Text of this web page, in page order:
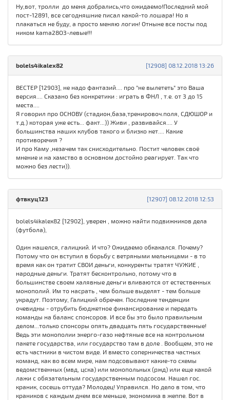
Ну,вот, тролли до меня добрались,что ожидаемо!Последний мой
пост-12891, все сегодняшние писал какой-то лошара! Но я
плакаться не буду, а просто меняю логин! Отныне все посты под
ником kаmа28ОЗ-левые!!!
[12908] 08.12.2018 13:26
bolels4ikalex82
ВEСТЕР [12903], не надо фантазий.... про "не вылететь" это Ваша
версия.... Сказано без конкретики : играть в ФНЛ , т.е. от 3 до 15
места....
Я говорил про ОСНОВУ (стадион,база,тренировоч.поля, СДЮШОР и
т.д.) которая уже есть... факт...)) Живи , развивайся.... У
большинства наших клубов такого и близко нет.... Какие
противоречия ?
И про Каму ,незачем так снисходительно. Постит человек своё
мнение и на хамство в основном достойно реагирует. Так что
можно без лести)).
[12907] 08.12.2018 12:53
фтвкуц123
bolels4ikalex82 [12902], уверен , можно найти подвижников дела
(футбола),
Один нашелся, галицкий. И что? Ожидаемо обкакался. Почему?
Потому что он вступил в борьбу с ветряными мельницами - в то
время как он тратит СВОИ деньги, конкуренты тратят ЧУЖИЕ ,
народные деньги. Тратят бесконтрольно, потому что в
большинстве своем халявные деньги вливаются от естественных
монополий. Им то насрать , чем больше выделят - тем больше
украдут. Поэтому, Галицкий обречен. Последние тенденции
очевидны - отрубить бюджетное финансирование и передать
команды на баланс спонсоров. И все бы это было правильным
делом...только спонсоры опять двадцать пять государственные!
Ведь эти монополии энерго-газо нефтяные все на контрольном
пакете государства, или государство там в доле . Вообщем, это не
есть частники в чистом виде. И вместо соперничества частных
команд, как во всем мире, нам подсовывают какие-то схемы
ведомственных (мвд, цска) или монопольных (ржд) или еще какой
лажи с обязательным государственным подсосом. Нашел гос.
краник, сосешь оттуда? Молодец! Управился. Но дело в том, что
краников с каждым днем все меньше, экономика в жеппе. Вот в